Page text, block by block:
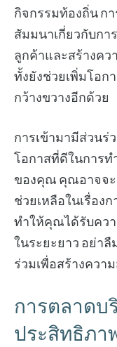
กิจกรรมท้องถิ่น ก
สัมมนาเกี่ยวกับกา
ลูกค้าและสร้างค
ทั้งยังช่วยเพิ่มโอก
กว้างขวางอีกด้วย
การเข้ามามีส่วนร่
โอกาสที่ดีในการ
ของคุณ คุณอาจจะ
ช่วยเหลือในเรื่อง
ทำให้คุณได้รับคว
ในระยะยาว อย่า
ร่วมเพื่อสร้างคว
การตลาดบ
ประสิทธิภา